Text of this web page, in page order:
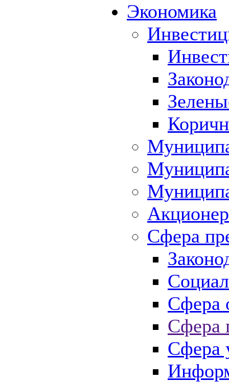
Экономика
Сфера
Сфера
Сфера
Сфера